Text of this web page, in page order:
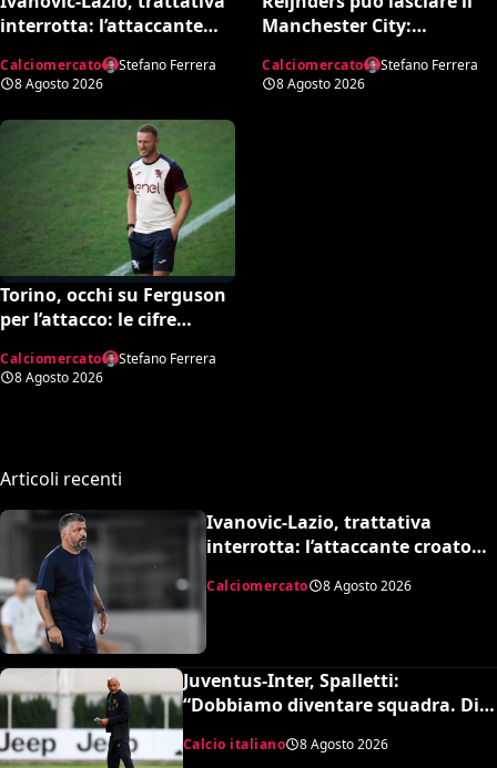
interrotta: l’attaccante
trasferimento
Calciomercato
Stefano Ferrera
8 Agosto 2026
Manchester City:
pressing
Calciomercato
Stefano Ferrera
8 Agosto 2026
Torino, occhi su Ferguson
per l’attacco: le cifre
Calciomercato
Stefano Ferrera
8 Agosto 2026
Articoli recenti
Ivanovic-Lazio, trattativa
interrotta: l’attaccante croato
Calciomercato 8 Agosto 2026
Juventus-Inter, Spalletti:
“Dobbiamo diventare squadra. Di
Gregorio? Cose che possono
capitare”
Calcio italiano 8 Agosto 2026